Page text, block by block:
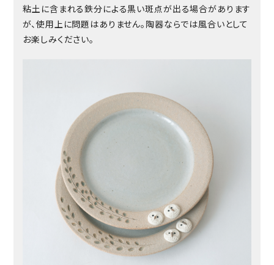
粘土に含まれる鉄分による黒い斑点が出る場合があります
が、使用上に問題はありません。陶器ならでは風合いとして
お楽しみください。